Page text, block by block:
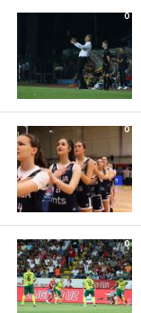
0
0
0